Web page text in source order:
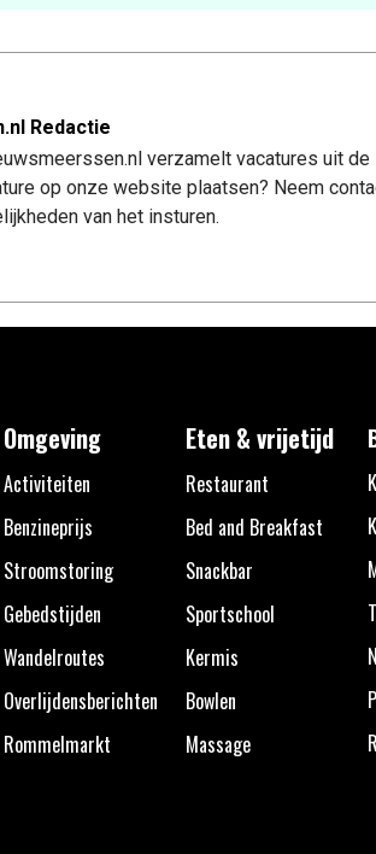
Redactie
verzamelt vacatures uit de
op onze website plaatsen? Neem
van het insturen.
Omgeving
Activiteiten
Benzineprijs
Stroomstoring
Gebedstijden
Wandelroutes
Overlijdensberichten
Rommelmarkt
Eten & vrijetijd
Restaurant
Bed and Breakfast
Snackbar
Sportschool
Kermis
Bowlen
Massage